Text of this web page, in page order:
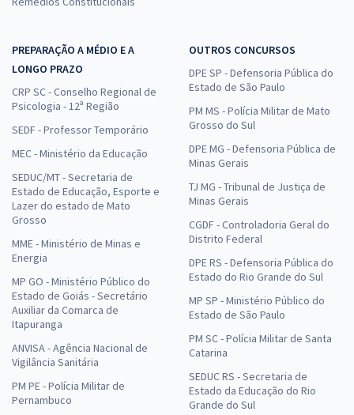
PREPARAÇÃO A MÉDIO E A
LONGO PRAZO
CRP SC - Conselho Regional de
Psicologia - 12ª Região
SEDF - Professor Temporário
MEC - Ministério da Educação
SEDUC/MT - Secretaria de
Estado de Educação, Esporte e
Lazer do estado de Mato
Grosso
MME - Ministério de Minas e
Energia
MP GO - Ministério Público do
Estado de Goiás - Secretário
Auxiliar da Comarca de
Itapuranga
ANVISA - Agência Nacional de
Vigilância Sanitária
PM PE - Polícia Militar de
Pernambuco
OUTROS CONCURSOS
DPE SP - Defensoria Pública do
Estado de São Paulo
PM MS - Polícia Militar de Mato
Grosso do Sul
DPE MG - Defensoria Pública de
Minas Gerais
TJ MG - Tribunal de Justiça de
Minas Gerais
CGDF - Controladoria Geral do
Distrito Federal
DPE RS - Defensoria Pública do
Estado do Rio Grande do Sul
MP SP - Ministério Público do
Estado de São Paulo
PM SC - Polícia Militar de Santa
Catarina
SEDUC RS - Secretaria de
Estado da Educação do Rio
Grande do Sul